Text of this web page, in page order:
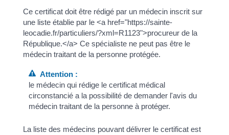
Ce certificat doit être rédigé par un médecin inscrit sur
une liste établie par le <a href="https://sainte-
leocadie.fr/particuliers/?xml=R1123">procureur de la
République.</a> Ce spécialiste ne peut pas être le
médecin traitant de la personne protégée.
Attention :
le médecin qui rédige le certificat médical
circonstancié a la possibilité de demander l'avis du
médecin traitant de la personne à protéger.
La liste des médecins pouvant délivrer le certificat est